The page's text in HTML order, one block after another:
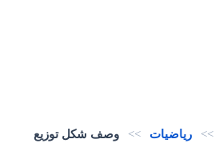
>> رياضيات >>
وصف شكل توزيع